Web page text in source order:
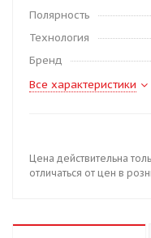
Полярность
Технология
Бренд
Все характеристики
Цена действительна
отличаться от цен в